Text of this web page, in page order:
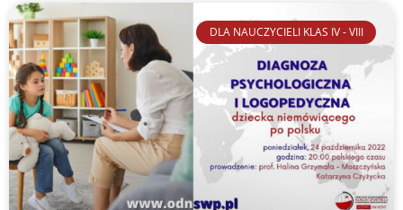
DLA NAUCZYCIELI KLAS IV - VIII